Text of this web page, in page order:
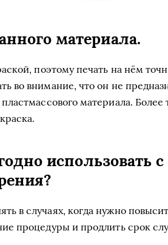
материала.
поэтому печать на нём
во внимание, что он не
материала. Более
использовать с
в случаях, когда нужно
процедуры и продлить срок